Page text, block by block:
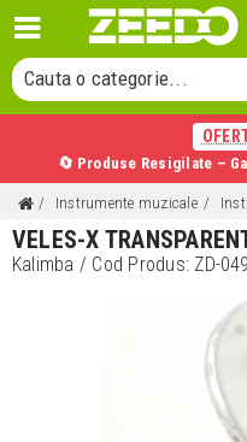
Cauta o categorie...
Cauta un producator...
🔄 Produse Resigilate –
Instrumente muzicale
VELES-X
Kalimba / Cod Produs: ZD-